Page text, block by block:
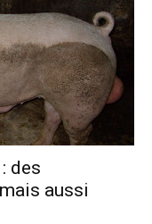
des
aussi